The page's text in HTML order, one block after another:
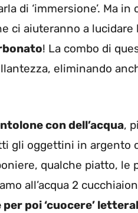
di ‘immersione’. Ma
ci aiuteranno a lucidare
! La combo di
eliminando
con dell’acqua,
gli oggettini in argento
qualche piatto, le
all’acqua 2
poi ‘cuocere’